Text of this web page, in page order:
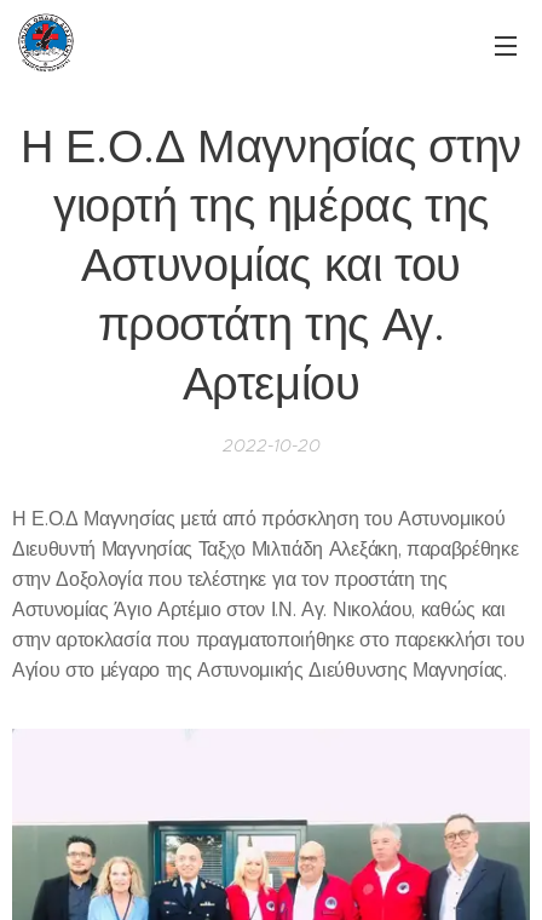
Η Ε.Ο.Δ Μαγνησίας στην
γιορτή της ημέρας της
Αστυνομίας και του
προστάτη της Αγ.
Αρτεμίου
2022-10-20
Η Ε.Ο.Δ Μαγνησίας μετά από πρόσκληση του Αστυνομικού
Διευθυντή Μαγνησίας Ταξχο Μιλτιάδη Αλεξάκη, παραβρέθηκε
στην Δοξολογία που τελέστηκε για τον προστάτη της
Αστυνομίας Άγιο Αρτέμιο στον Ι.Ν. Αγ. Νικολάου, καθώς και
στην αρτοκλασία που πραγματοποιήθηκε στο παρεκκλήσι του
Αγίου στο μέγαρο της Αστυνομικής Διεύθυνσης Μαγνησίας.